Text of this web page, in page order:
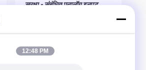
सुरक्षा - संबंधित एनालॉग इनपुट
12:48 PM